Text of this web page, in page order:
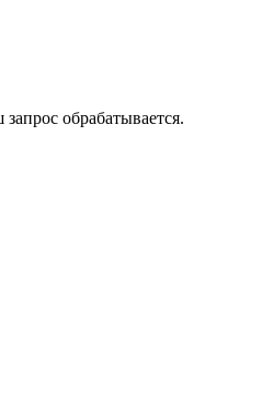
обрабатывается.